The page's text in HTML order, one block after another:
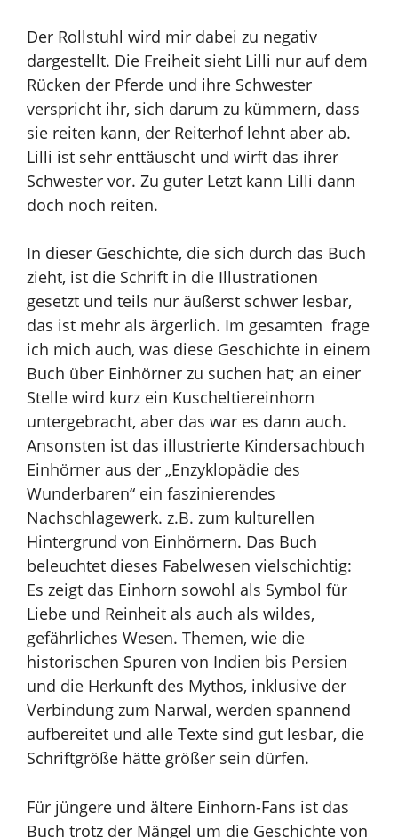
Der Rollstuhl wird mir dabei zu negativ
dargestellt. Die Freiheit sieht Lilli nur auf dem
Rücken der Pferde und ihre Schwester
verspricht ihr, sich darum zu kümmern, dass
sie reiten kann, der Reiterhof lehnt aber ab.
Lilli ist sehr enttäuscht und wirft das ihrer
Schwester vor. Zu guter Letzt kann Lilli dann
doch noch reiten.
In dieser Geschichte, die sich durch das Buch
zieht, ist die Schrift in die Illustrationen
gesetzt und teils nur äußerst schwer lesbar,
das ist mehr als ärgerlich. Im gesamten frage
ich mich auch, was diese Geschichte in einem
Buch über Einhörner zu suchen hat; an einer
Stelle wird kurz ein Kuscheltiereinhorn
untergebracht, aber das war es dann auch.
Ansonsten ist das illustrierte Kindersachbuch
Einhörner aus der „Enzyklopädie des
Wunderbaren“ ein faszinierendes
Nachschlagewerk. z.B. zum kulturellen
Hintergrund von Einhörnern. Das Buch
beleuchtet dieses Fabelwesen vielschichtig:
Es zeigt das Einhorn sowohl als Symbol für
Liebe und Reinheit als auch als wildes,
gefährliches Wesen. Themen, wie die
historischen Spuren von Indien bis Persien
und die Herkunft des Mythos, inklusive der
Verbindung zum Narwal, werden spannend
aufbereitet und alle Texte sind gut lesbar, die
Schriftgröße hätte größer sein dürfen.
Für jüngere und ältere Einhorn-Fans ist das
Buch trotz der Mängel um die Geschichte von